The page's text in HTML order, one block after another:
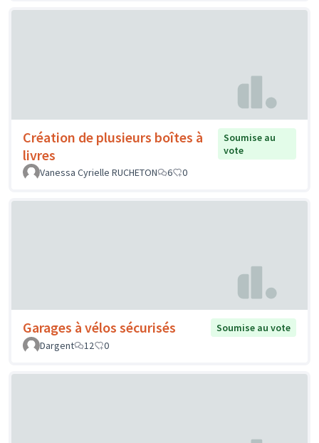
Création de plusieurs boîtes à
livres
Soumise au
vote
Vanessa Cyrielle RUCHETON
6 0
Garages à vélos sécurisés
Soumise au vote
Dargent
12 0